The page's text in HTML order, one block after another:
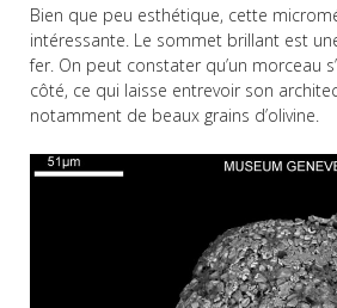
Bien que peu esthétique, cette
intéressante. Le sommet brillant est
fer. On peut constater qu’un morceau
côté, ce qui laisse entrevoir son
notamment de beaux grains d’olivine.